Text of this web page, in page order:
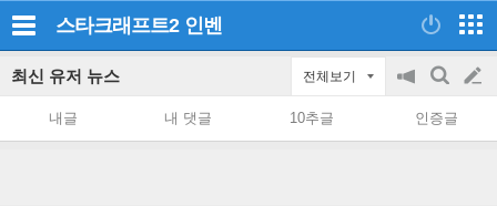
스타크래프트2 인벤
최신 유저 뉴스 전체보기
공
on/off
검
색
글
쓰
내글 내 댓글 10추글 인증글